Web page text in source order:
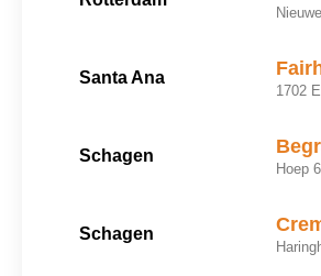
Santa Ana
1702
Schagen
Hoep 6
Schagen